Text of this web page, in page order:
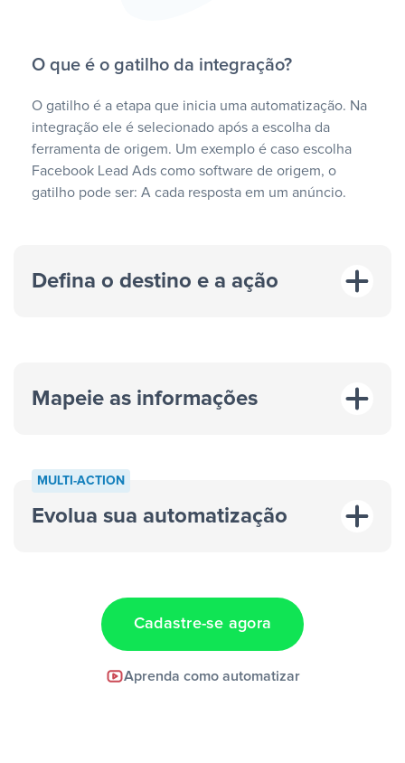
O que é o gatilho da integração?
O gatilho é a etapa que inicia uma automatização. Na
integração ele é selecionado após a escolha da
ferramenta de origem. Um exemplo é caso escolha
Facebook Lead Ads como software de origem, o
gatilho pode ser: A cada resposta em um anúncio.
Defina o destino e a ação
“A cada resposta em um anúncio”
Mapeie as informações
MULTI-ACTION
Evolua sua automatização
Cadastre-se agora
Aprenda como automatizar